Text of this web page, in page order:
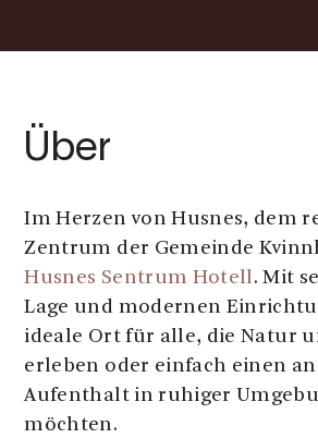
Über
Im Herzen von Husnes, dem
Zentrum der Gemeinde
Husnes Sentrum Hotell. Mit
Lage und modernen
ideale Ort für alle, die Natur
erleben oder einfach einen
Aufenthalt in ruhiger
möchten.